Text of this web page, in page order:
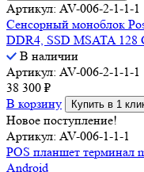
Артикул: AV-006-2-1-1-1
Сенсорный моноблок
DDR4, SSD MSATA 128
В наличии
Артикул: AV-006-2-1-1-1
38 300 ₽
В корзину
Купить в 1
Новое поступление!
Артикул: AV-006-1-1-1
POS планшет терминал
Android